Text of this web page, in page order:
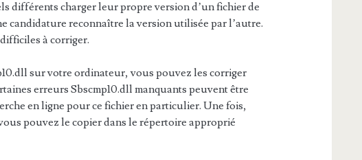
différents charger leur propre version d’un fichier de
candidature reconnaître la version utilisée par l’autre.
à corriger.
sur votre ordinateur, vous pouvez les corriger
erreurs Sbscmp10.dll manquants peuvent être
en ligne pour ce fichier en particulier. Une fois,
pouvez le copier dans le répertoire approprié